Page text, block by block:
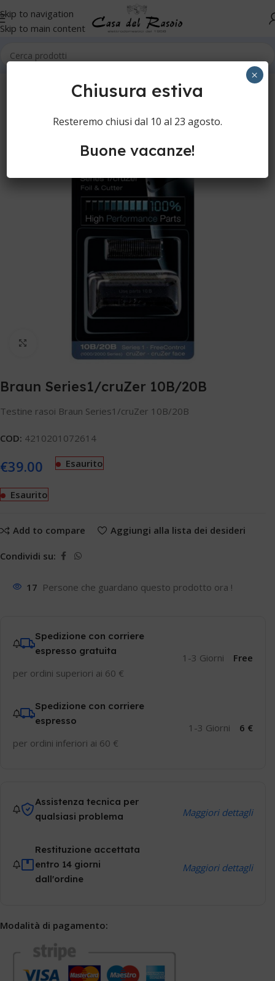
Skip to navigation
Skip to main content
Clicca per ingrandire
Braun Series1/cruZer 10B/20B
Testine rasoi Braun Series1/cruZer 10B/20B
COD: 4210201072614
€39.00 Esaurito
Esaurito
Add to compare Aggiungi alla lista dei desideri
Condividi su:
17 Persone che guardano questo prodotto ora !
Spedizione con corriere
espresso gratuita
per ordini superiori ai 60 €
1-3 Giorni Free
Spedizione con corriere
espresso
per ordini inferiori ai 60 €
1-3 Giorni 6 €
Assistenza tecnica per
qualsiasi problema
Maggiori dettagli
Restituzione accettata
entro 14 giorni
dall'ordine
Maggiori dettagli
Modalità di pagamento:
Chiusura estiva
Resteremo chiusi dal 10 al 23 agosto.
Buone vacanze!
×